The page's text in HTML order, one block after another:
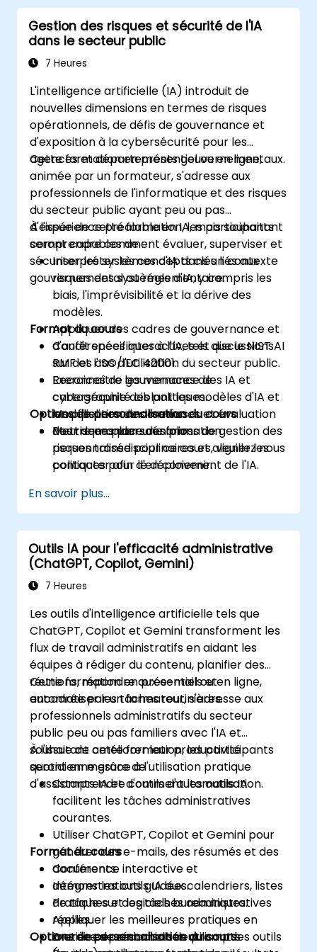
Gestion des risques et sécurité de l'IA
dans le secteur public
7 Heures
L'intelligence artificielle (IA) introduit de
nouvelles dimensions en termes de risques
opérationnels, de défis de gouvernance et
d'exposition à la cybersécurité pour les
agences et départements gouvernementaux.
Cette formation en présentiel ou en ligne,
animée par un formateur, s'adresse aux
professionnels de l'informatique et des risques
du secteur public ayant peu ou pas
d'expérience préalable en IA, mais souhaitant
comprendre comment évaluer, superviser et
sécuriser les systèmes d'IA dans un contexte
gouvernemental ou réglementaire.
À l'issue de cette formation, les participants
seront capables de :
Interpréter les concepts clés liés aux
risques des systèmes d'IA, y compris les
biais, l'imprévisibilité et la dérive des
modèles.
Appliquer des cadres de gouvernance et
d'audit spécifiques à l'IA, tels que le NIST AI
RMF et l'ISO/IEC 42001.
Reconnaître les menaces de
cybersécurité ciblant les modèles d'IA et
les pipelines de données.
Mettre en place des plans de gestion des
risques transdisciplinaires et aligner les
politiques pour le déploiement de l'IA.
Format du cours
Conférences interactives et discussions
sur des cas d'utilisation du secteur public.
Exercices de gouvernance des IA et
cartographie des politiques.
Modélisation des menaces et évaluation
des risques par scénarios.
Options de personnalisation du cours
Pour demander une formation
personnalisée pour ce cours, veuillez nous
contacter afin d'en convenir.
En savoir plus...
Outils IA pour l'efficacité administrative
(ChatGPT, Copilot, Gemini)
7 Heures
Les outils d'intelligence artificielle tels que
ChatGPT, Copilot et Gemini transforment les
flux de travail administratifs en aidant les
équipes à rédiger du contenu, planifier des
réunions, répondre aux e-mails et
automatiser les tâches routinières.
Cette formation en présentiel ou en ligne,
encadrée par un formateur, s'adresse aux
professionnels administratifs du secteur
public peu ou pas familiers avec l'IA et
souhaitant améliorer leur productivité
quotidienne grâce à l'utilisation pratique
d'assistants IA et d'outils d'automatisation.
À l'issue de cette formation, les participants
seront en mesure de :
Comprendre comment les outils IA
facilitent les tâches administratives
courantes.
Utiliser ChatGPT, Copilot et Gemini pour
générer des e-mails, des résumés et des
documents.
Intégrer les outils IA aux calendriers, listes
de tâches et logiciels bureautiques.
Appliquer les meilleures pratiques en
matière de rédaction de prompts
Format du cours
Conférence interactive et
démonstrations guidées.
Pratique sur des tâches administratives
réelles.
Exercices personnalisés utilisant les outils
Options de personnalisation du cours